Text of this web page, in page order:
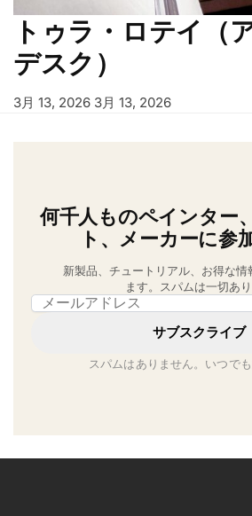
トゥラ・ロテイ（
デスク）
3月 13, 2026 3月 13, 2026
何千人ものペインター
ト、メーカーに参
新製品、チュートリアル、お得な情
ます。スパムは一切あ
Email address
サブスクライブ
スパムはありません。いつで